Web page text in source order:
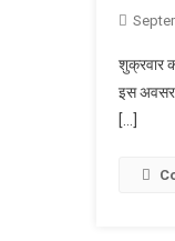
शुक्रवार
इस अवसर
[…]